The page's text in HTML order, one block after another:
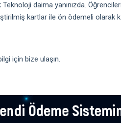
Teknoloji daima yanınızda.
kartlar ile ön ödemeli olarak
için bize ulaşın.